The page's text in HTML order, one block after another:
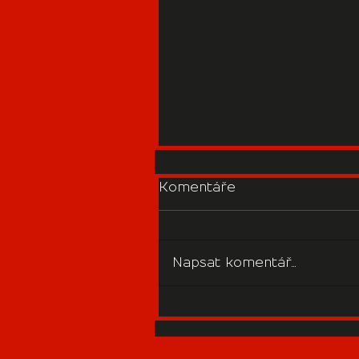
kurzy – hodina navíc
Komentáře
Napsat komentář...